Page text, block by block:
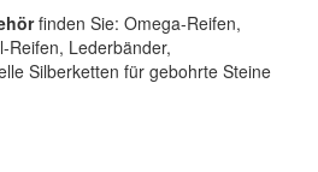
finden Sie: Omega-Reifen,
Reifen, Lederbänder,
Silberketten für gebohrte Steine